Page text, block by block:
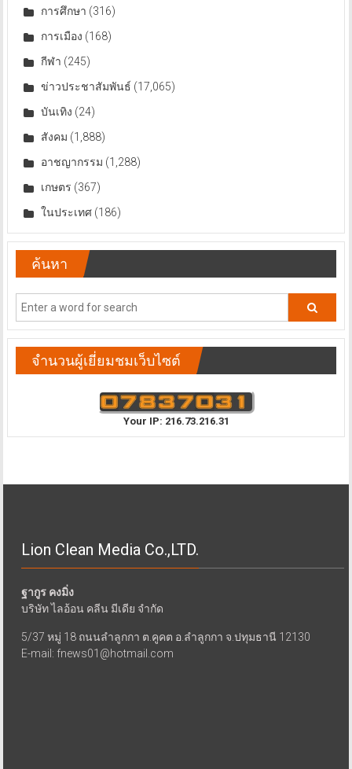
การศึกษา (316)
การเมือง (168)
กีฬา (245)
ข่าวประชาสัมพันธ์ (17,065)
บันเทิง (24)
สังคม (1,888)
อาชญากรรม (1,288)
เกษตร (367)
ในประเทศ(186)
ค้นหา
จำนวนผู้เยี่ยมชมเว็บไซต์
Your IP: 216.73.216.31
Lion Clean Media Co.,LTD.
ฐากูร คงมิ่ง
บริษัท ไลอ้อน คลีน มีเดีย จำกัด
5/37 หมู่ 18 ถนนลำลูกกา ต.คูคต อ.ลำลูกกา จ.ปทุมธานี 12130
E-mail: fnews01@hotmail.com